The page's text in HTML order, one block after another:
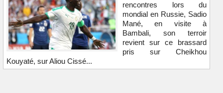
rencontres lors du
mondial en Russie, Sadio
Mané, en visite à
Bambali, son terroir
revient sur ce brassard
pris sur Cheikhou
Kouyaté, sur Aliou Cissé...